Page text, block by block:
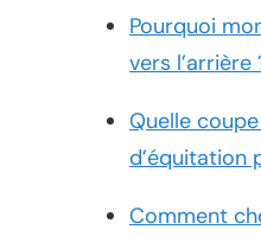
Pourquoi
vers l’arrière
Quelle
d’équitation
Comment